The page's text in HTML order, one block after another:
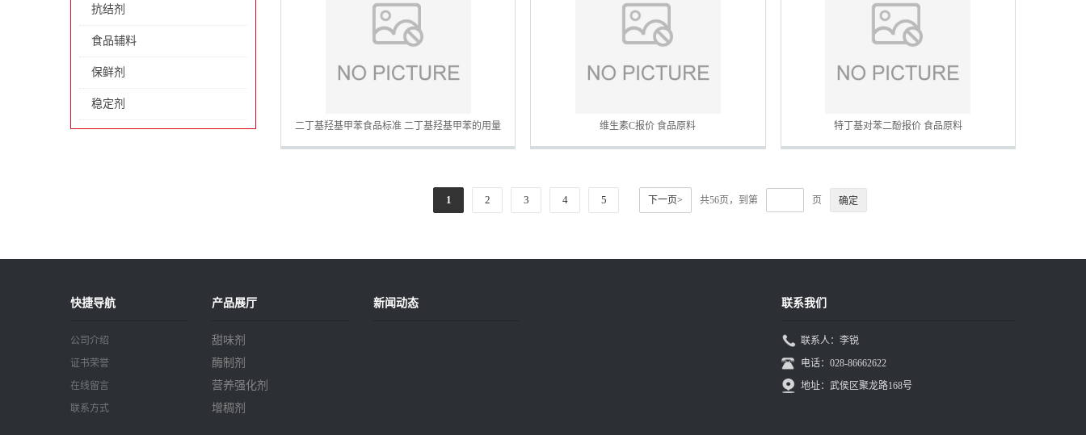
抗结剂
食品辅料
保鲜剂
稳定剂
二丁基羟基甲苯食品标准 二丁基羟基甲苯的用量 维生素C报价 食品原料 特丁基对苯二酚报价 食品原料
1 2 3 4 5 下一页> 共56页，到第 页
快捷导航
公司介绍
证书荣誉
在线留言
联系方式
产品展厅
甜味剂
酶制剂
营养强化剂
增稠剂
新闻动态 联系我们
联系人：李锐
电话：028-86662622
地址：武侯区聚龙路168号